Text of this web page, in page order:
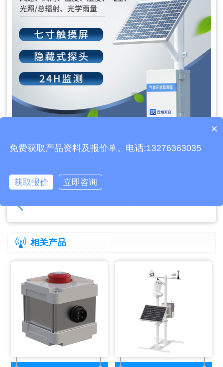
文章地址： https://www.thyqz.com/jswz/1034.html
上一篇：荧光定量PCR仪水产病毒检测设备介绍
相关产品
产品包含安装吗？
×
免费获取产品资料及报价单。电话:13276363035
获取报价 立即咨询